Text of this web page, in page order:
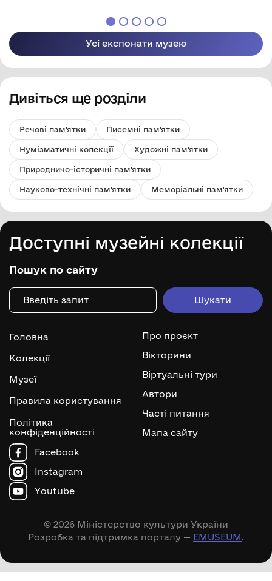
Усі експонати музею
Дивіться ще розділи
Речові пам'ятки Писемні пам'ятки
Нумізматичні колекції Художні пам'ятки
Природничо-історичні пам'ятки
Науково-технічні пам'ятки Меморіальні пам'ятки
Доступні музейні колекції
Пошук по сайту
Головна
Колекції
Музеї
Правила користування
Політика
конфіденційності
Про проєкт
Вікторини
Віртуальні тури
Автори
Часті питання
Мапа сайту
Facebook
Instagram
Youtube
© 2026 Міністерство культури України
Розробка та підтримка порталу — EMUSEUM.